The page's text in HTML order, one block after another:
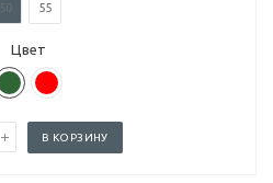
50 55
Цвет
В КОРЗИНУ